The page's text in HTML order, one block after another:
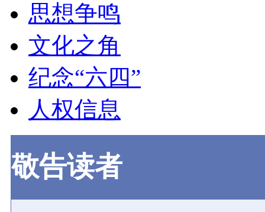
思想争鸣
文化之角
纪念“六四”
人权信息
敬告读者